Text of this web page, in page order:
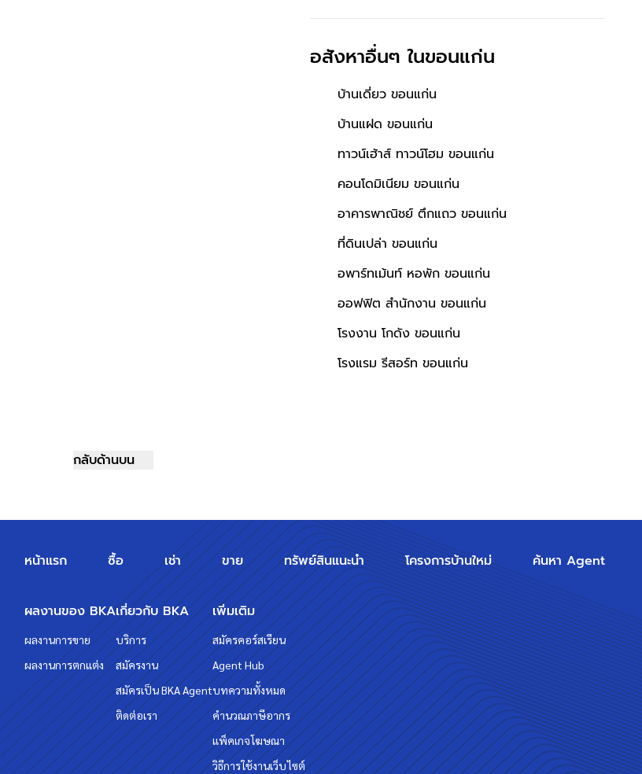
อสังหาอื่นๆในขอนแก่น
บ้านเดี่ยว ขอนแก่น
บ้านแฝด ขอนแก่น
ทาวน์เฮ้าส์ ทาวน์โฮม ขอนแก่น
คอนโดมิเนียม ขอนแก่น
อาคารพาณิชย์ ตึกแถว ขอนแก่น
ที่ดินเปล่า ขอนแก่น
อพาร์ทเม้นท์ หอพัก ขอนแก่น
ออฟฟิต สำนักงาน ขอนแก่น
โรงงาน โกดัง ขอนแก่น
โรงแรม รีสอร์ท ขอนแก่น
กลับด้านบน
หน้าแรก ซื้อ เช่า ขาย ทรัพย์สินแนะนำ โครงการบ้านใหม่ ค้นหา Agent
ผลงานของ BKA
ผลงานการขาย
ผลงานการตกแต่ง
เกี่ยวกับ BKA
บริการ
สมัครงาน
สมัครเป็น BKA Agent
ติดต่อเรา
เพิ่มเติม
สมัครคอร์สเรียน
Agent Hub
บทความทั้งหมด
คำนวณภาษีอากร
แพ็คเกจโฆษณา
วิธีการใช้งานเว็บไซต์